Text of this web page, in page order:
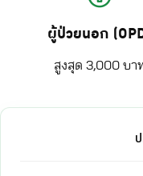
ผู้ป่วยนอก
สูงสุด 3,000 บา